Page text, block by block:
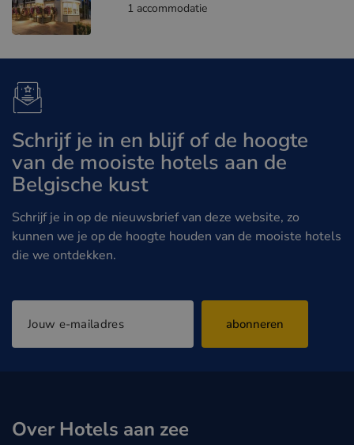
1 accommodatie
Schrijf je in en blijf of de hoogte
van de mooiste hotels aan de
Belgische kust
Schrijf je in op de nieuwsbrief van deze website, zo
kunnen we je op de hoogte houden van de mooiste hotels
die we ontdekken.
abonneren
Over Hotels aan zee